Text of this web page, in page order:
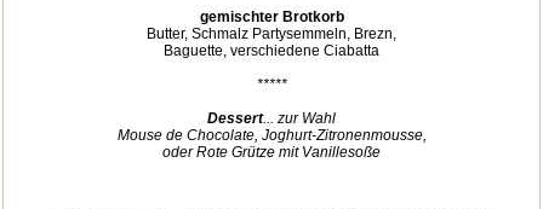
gemischter Brotkorb
Butter, Schmalz Partysemmeln, Brezn,
Baguette, verschiedene Ciabatta
*****
Dessert... zur Wahl
Mouse de Chocolate, Joghurt-Zitronenmousse,
oder Rote Grütze mit Vanillesoße